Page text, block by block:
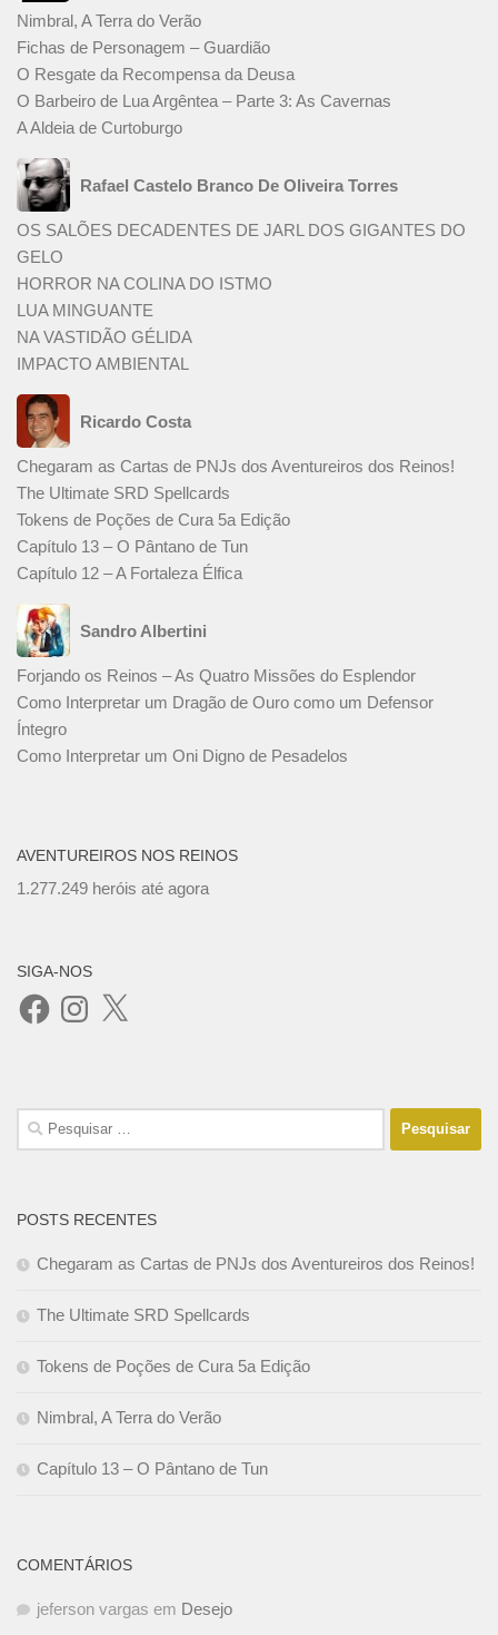
Nimbral, A Terra do Verão
Fichas de Personagem – Guardião
O Resgate da Recompensa da Deusa
O Barbeiro de Lua Argêntea – Parte 3: As Cavernas
A Aldeia de Curtoburgo
Rafael Castelo Branco De Oliveira Torres
OS SALÕES DECADENTES DE JARL DOS GIGANTES DO
GELO
HORROR NA COLINA DO ISTMO
LUA MINGUANTE
NA VASTIDÃO GÉLIDA
IMPACTO AMBIENTAL
Ricardo Costa
Chegaram as Cartas de PNJs dos Aventureiros dos Reinos!
The Ultimate SRD Spellcards
Tokens de Poções de Cura 5a Edição
Capítulo 13 – O Pântano de Tun
Capítulo 12 – A Fortaleza Élfica
Sandro Albertini
Forjando os Reinos – As Quatro Missões do Esplendor
Como Interpretar um Dragão de Ouro como um Defensor
Íntegro
Como Interpretar um Oni Digno de Pesadelos
AVENTUREIROS NOS REINOS
1.277.249 heróis até agora
SIGA-NOS
FacebookInstagram
X
Pesquisar
por:
POSTS RECENTES
Chegaram as Cartas de PNJs dos Aventureiros dos Reinos!
The Ultimate SRD Spellcards
Tokens de Poções de Cura 5a Edição
Nimbral, A Terra do Verão
Capítulo 13 – O Pântano de Tun
COMENTÁRIOS
jeferson vargas em Desejo